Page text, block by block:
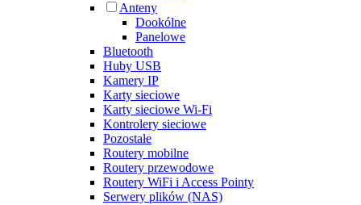
Anteny
Dookólne
Panelowe
Bluetooth
Huby USB
Kamery IP
Karty sieciowe
Karty sieciowe Wi-Fi
Kontrolery sieciowe
Pozostałe
Routery mobilne
Routery przewodowe
Routery WiFi i Access Pointy
Serwery plików (NAS)